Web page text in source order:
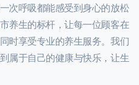
次呼吸都能感受到身心的放松
养生的标杆，让每一位顾客在
时享受专业的养生服务。我们
属于自己的健康与快乐，让生